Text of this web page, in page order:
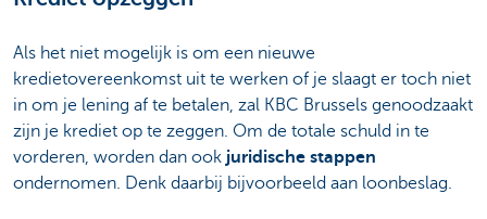
Als het niet mogelijk is om een nieuwe
kredietovereenkomst uit te werken of je slaagt er toch niet
in om je lening af te betalen, zal KBC Brussels genoodzaakt
zijn je krediet op te zeggen. Om de totale schuld in te
vorderen, worden dan ook juridische stappen
ondernomen. Denk daarbij bijvoorbeeld aan loonbeslag.